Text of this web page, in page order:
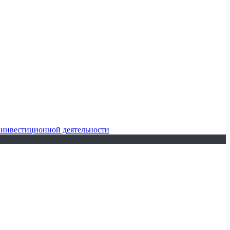
деятельности